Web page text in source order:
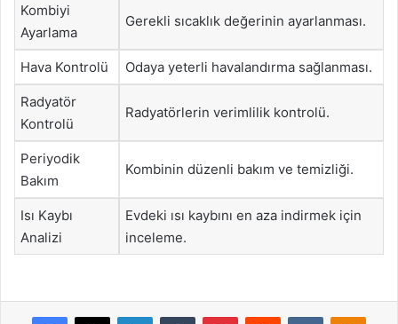
Kombiyi
Ayarlama
Gerekli sıcaklık değerinin ayarlanması.
Hava Kontrolü Odaya yeterli havalandırma sağlanması.
Radyatör
Kontrolü
Radyatörlerin verimlilik kontrolü.
Periyodik
Bakım
Kombinin düzenli bakım ve temizliği.
Isı Kaybı
Analizi
Evdeki ısı kaybını en aza indirmek için
inceleme.
Facebook
X LinkedInTumblr PinterestReddit VKontakte